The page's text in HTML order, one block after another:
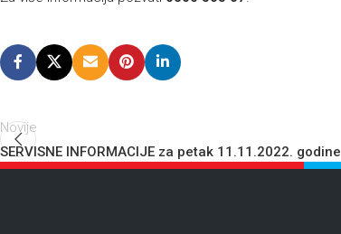
Novije
SERVISNE INFORMACIJE za petak 11.11.2022. godine